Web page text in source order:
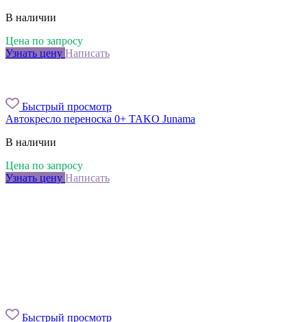
В наличии
Цена по запросу
Узнать цену Написать
Быстрый просмотр
Автокресло переноска 0+ TAKO Junama
В наличии
Цена по запросу
Узнать цену Написать
Быстрый просмотр